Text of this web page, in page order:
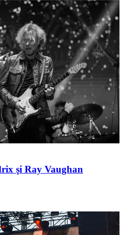
şi Ray Vaughan